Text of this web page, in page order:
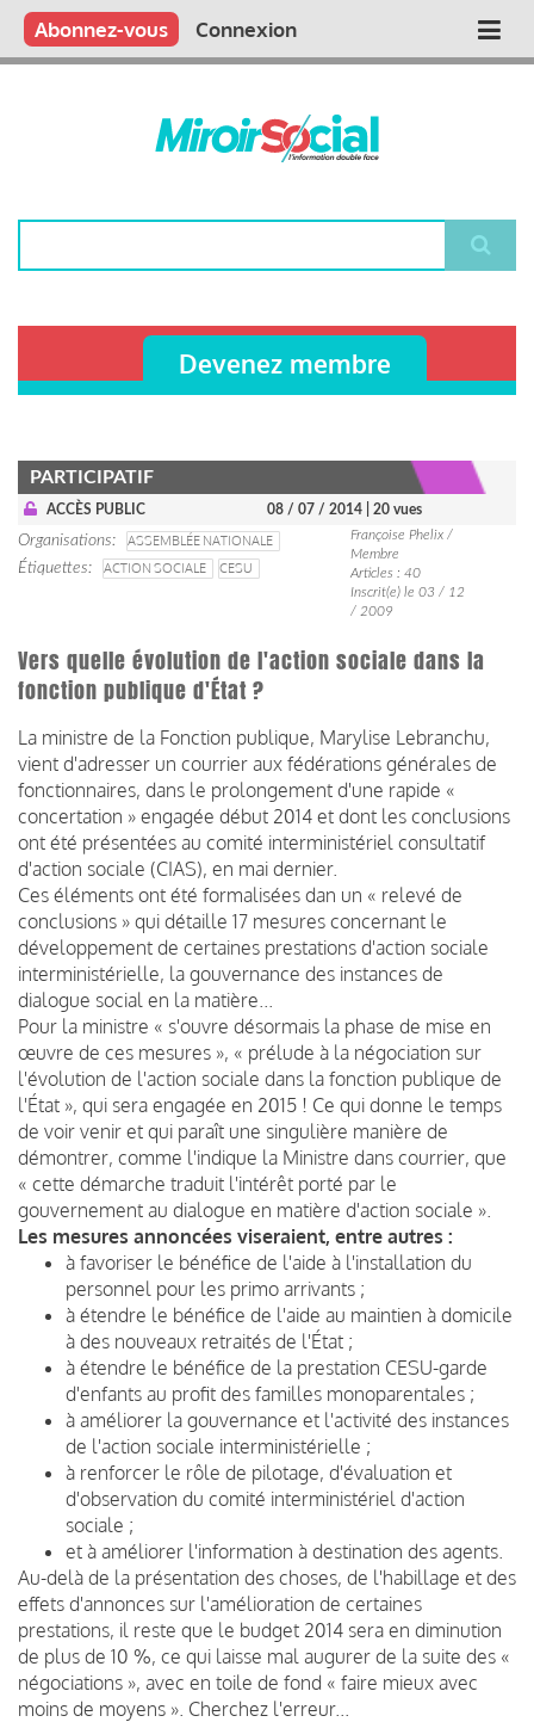
Aller
contenu
Main
Qui sommes nous ?
Vous publiez
Nous publions
Contactez-nous
Abonnez-vous Connexion
Devenez membre
PARTICIPATIF
ACCÈS PUBLIC 08 / 07 / 2014 | 20 vues
Organisations
ASSEMBLÉE NATIONALE
Étiquettes
ACTION SOCIALE CESU
Françoise Phelix /
Membre
Articles : 40
Inscrit(e) le 03 / 12
/ 2009
Vers quelle évolution de l'action sociale dans la
fonction publique d'État ?
La ministre de la Fonction publique, Marylise Lebranchu,
vient d'adresser un courrier aux fédérations générales de
fonctionnaires, dans le prolongement d'une rapide «
concertation » engagée début 2014 et dont les conclusions
ont été présentées au comité interministériel consultatif
d'action sociale (CIAS), en mai dernier.
Ces éléments ont été formalisées dan un « relevé de
conclusions » qui détaille 17 mesures concernant le
développement de certaines prestations d'action sociale
interministérielle, la gouvernance des instances de
dialogue social en la matière...
Pour la ministre « s'ouvre désormais la phase de mise en
œuvre de ces mesures », « prélude à la négociation sur
l'évolution de l'action sociale dans la fonction publique de
l'État », qui sera engagée en 2015 ! Ce qui donne le temps
de voir venir et qui paraît une singulière manière de
démontrer, comme l'indique la Ministre dans courrier, que
« cette démarche traduit l'intérêt porté par le
gouvernement au dialogue en matière d'action sociale ».
Les mesures annoncées viseraient, entre autres :
à favoriser le bénéfice de l'aide à l'installation du
personnel pour les primo arrivants ;
à étendre le bénéfice de l'aide au maintien à domicile
à des nouveaux retraités de l'État ;
à étendre le bénéfice de la prestation CESU-garde
d'enfants au profit des familles monoparentales ;
à améliorer la gouvernance et l'activité des instances
de l'action sociale interministérielle ;
à renforcer le rôle de pilotage, d'évaluation et
d'observation du comité interministériel d'action
sociale ;
et à améliorer l'information à destination des agents.
Au-delà de la présentation des choses, de l'habillage et des
effets d'annonces sur l'amélioration de certaines
prestations, il reste que le budget 2014 sera en diminution
de plus de 10 %, ce qui laisse mal augurer de la suite des «
négociations », avec en toile de fond « faire mieux avec
moins de moyens ». Cherchez l'erreur...